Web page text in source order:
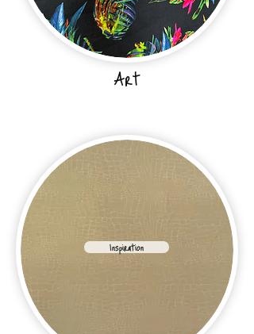
Art
Inspiration